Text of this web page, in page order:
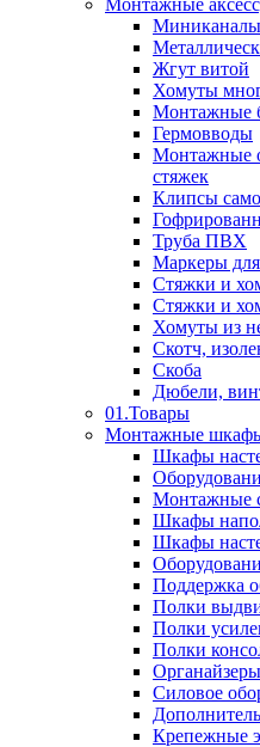
Монтажные
Миниканалы
Жгут витой
Хомуты
Монтажные
Гермовводы
Монтажные
стяжек
Клипсы
Труба ПВХ
Маркеры для
Стяжки и
Стяжки и
Хомуты из
Скотч,
Скоба
Дюбели,
01.Товары
Монтажные
Шкафы
Монтажные
Шкафы
Шкафы
Поддержка
Полки
Полки
Полки
Силовое
Крепежные